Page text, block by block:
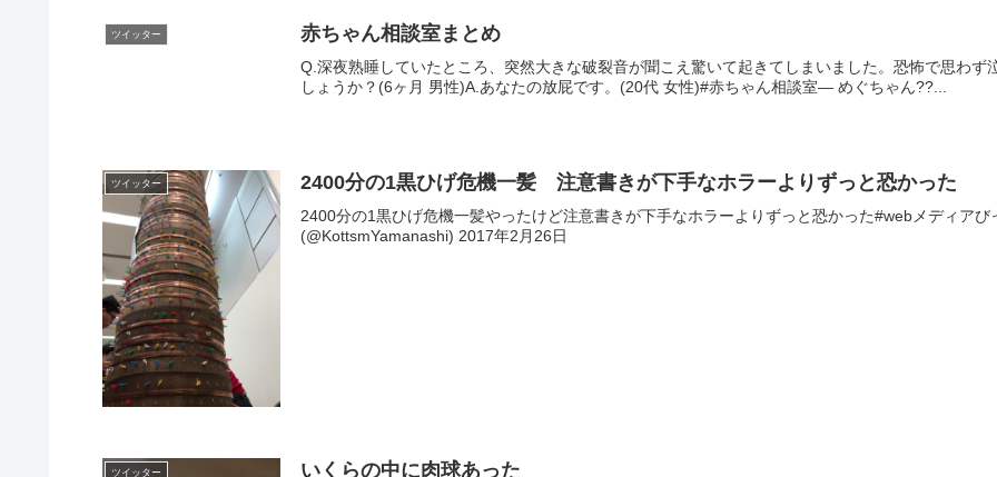
ツイッター 赤ちゃん相談室まとめ
Q.深夜熟睡していたところ、突然大きな破裂音が聞こえ驚いて起きてしまいました。恐怖で思わ
しょうか？(6ヶ月 男性)A.あなたの放屁です。(20代 女性)#赤ちゃん相談室— めぐちゃん??...
ツイッター 2400分の1黒ひげ危機一髪 注意書きが下手なホラーよりずっと恐かった
2400分の1黒ひげ危機一髪やったけど注意書きが下手なホラーよりずっと恐かった#webメディア
(@KottsmYamanashi) 2017年2月26日
ツイッター いくらの中に肉球あった